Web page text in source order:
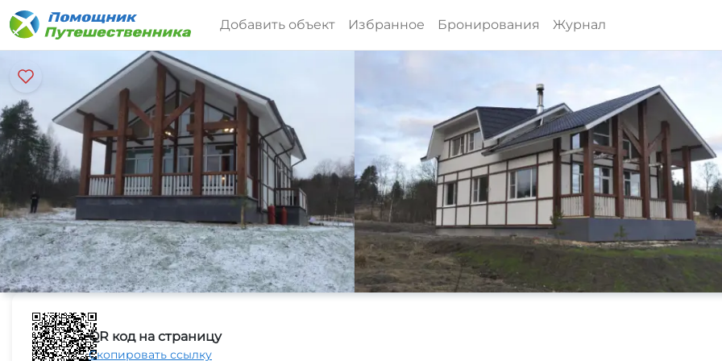
Добавить объект Избранное Бронирования Журнал
QR код на страницу
Скопировать ссылку